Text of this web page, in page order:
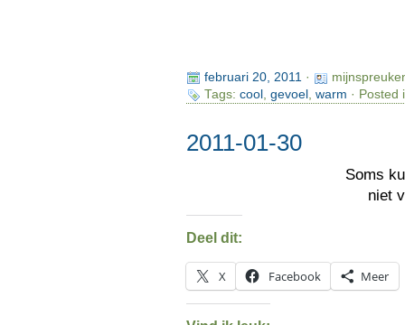
februari 20, 2011·
Tags: cool , gevoel , warm · Posted
2011-01-30
Soms
niet
Deel dit:
X Facebook Meer